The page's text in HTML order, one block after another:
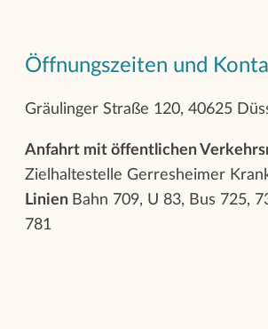
Öffnungszeiten und
Gräulinger Straße 120, 40625
Anfahrt mit öffentlichen
Zielhaltestelle Gerresheimer
Linien Bahn 709, U 83, Bus 725,
781